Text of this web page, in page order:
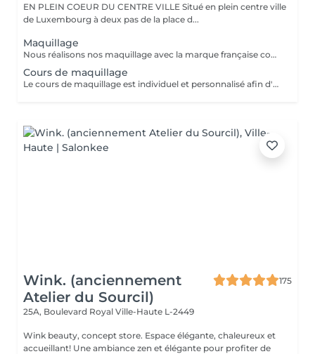
EN PLEIN COEUR DU CENTRE VILLE Situé en plein centre ville
de Luxembourg à deux pas de la place d...
Maquillage
Nous réalisons nos maquillage avec la marque française couleur caramel. Couleur caramel est la marque naturelle et bio de référence. Couleur Caramel propose des produits de beauté de haute qualité respectant la nature, l'homme et les animaux. Plus qu'une marque de maquillage, ses produits permettent de traiter la peau grâce à des formules riches en actifs bio. On y retrouve des des actifs végétaux tels que l'huile d'argan bio, l'huile d'abricot et d'avocat bio ou encore l'acide hyaluronique naturelle... qui sont tous reconnus pour leurs propriétés régénérantes, nourrissantes, illuminatrices ou anti-âge.
Cours de maquillage
Le cours de maquillage est individuel et personnalisé afin d'apprendre les bons gestes et de choisir les bons produits adaptés à sa peau et son visage. Ce cours offre une bonne base aux débutantes et permet aux plus confirmés de se perfectionner. Nous réalisons nos cours de maquillage avec la marque française couleur caramel. Couleur caramel est la marque naturelle et bio de référence. Couleur Caramel propose des produits de beauté de haute qualité respectant la nature, l'homme et les animaux. Plus qu'une marque de maquillage, ses produits permettent de traiter la peau grâce à des formules riches en actifs bio. On y retrouve des des actifs végétaux tels que l'huile d'argan bio, l'huile d'abricot et d'avocat bio ou encore l'acide hyaluronique naturelle... qui sont tous reconnus pour leurs propriétés régénérantes, nourrissantes, illuminatrices ou anti-âge.
Wink. (anciennement
Atelier du Sourcil)
175
25A, Boulevard Royal Ville-Haute L-2449
Wink beauty, concept store. Espace élégante, chaleureux et
accueillant! Une ambiance zen et élégante pour profiter de